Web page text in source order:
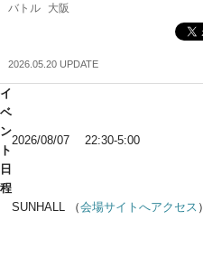
バトル 大阪
2026.05.20 UPDATE
イ
ベ
ン
ト
日
程
2026/08/07 22:30-5:00
SUNHALL （会場サイトへアクセス ）